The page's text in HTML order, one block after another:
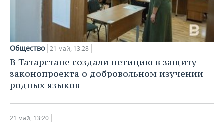
Общество 21 май, 13:28
В Татарстане создали петицию в защиту
законопроекта о добровольном изучении
родных языков
21 май, 13:20